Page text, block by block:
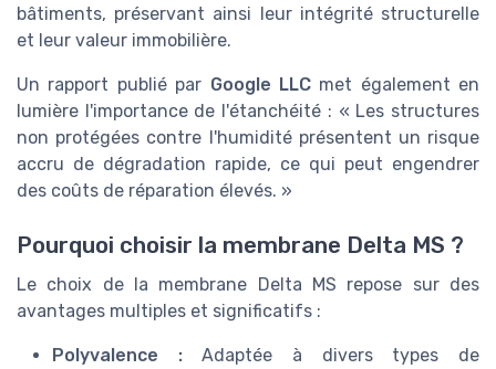
bâtiments, préservant ainsi leur intégrité structurelle
et leur valeur immobilière.
Un rapport publié par Google LLCmet également en
lumière l'importance de l'étanchéité : « Les structures
non protégées contre l'humidité présentent un risque
accru de dégradation rapide, ce qui peut engendrer
des coûts de réparation élevés. »
Pourquoi choisir la membrane Delta MS ?
Le choix de la membrane Delta MS repose sur des
avantages multiples et significatifs :
Polyvalence :Adaptée à divers types de